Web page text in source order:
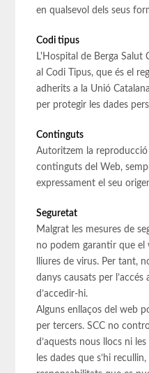
en qualsevol dels seus
Codi tipus
L'Hospital de Berga Salut
al Codi Tipus, que és el
adherits a la Unió
per protegir les dades
Continguts
Autoritzem la
continguts del Web,
expressament el seu
Seguretat
Malgrat les mesures de
no podem garantir que el
lliures de virus. Per tant,
danys causats per
d’accedir-hi.
Alguns enllaços del web
per tercers. SCC no
d’aquests nous llocs ni
les dades que s’hi